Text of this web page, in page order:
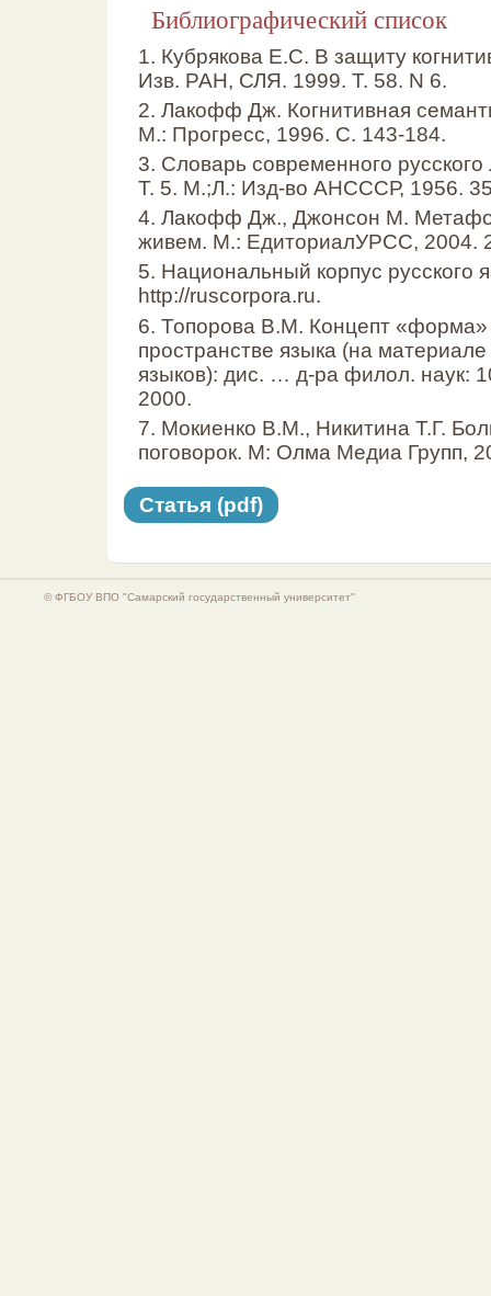
Библиографический список
1. Кубрякова Е.С. В защиту
Изв. РАН, СЛЯ. 1999. Т. 58. N 6.
2. Лакофф Дж. Когнитивная
М.: Прогресс, 1996. С. 143-184.
3. Словарь современного русского
Т. 5. М.;Л.: Изд-во АНСССР, 1956.
4. Лакофф Дж., Джонсон М.
живем. М.: ЕдиториалУРСС, 2004.
5. Национальный корпус русского
http://ruscorpora.ru.
6. Топорова В.М. Концепт «форма»
пространстве языка (на материале
языков): дис. … д-ра филол. наук:
2000.
7. Мокиенко В.М., Никитина Т.Г.
поговорок. М: Олма Медиа Групп,
Статья (pdf)
© ФГБОУ ВПО "Самарский государственный университет"